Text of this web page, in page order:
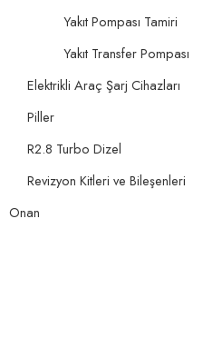
Yakıt Pompası Tamiri
Yakıt Transfer Pompası
Elektrikli Araç Şarj Cihazları
Piller
R2.8 Turbo Dizel
Revizyon Kitleri ve Bileşenleri
Onan